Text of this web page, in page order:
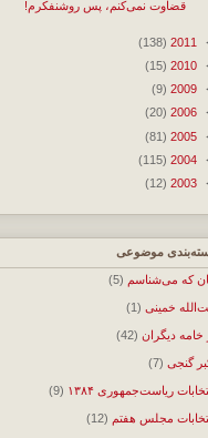
قضاوت نمی‌کنم، پس روشنفکرم!
2011
(138)
2010
(15)
2009
(9)
2006
(20)
2005
(81)
2004
(115)
2003
(12)
موضوعی
که می‌شناسم (5)
خمینی (1)
خامه دیگران (42)
گنجی (7)
ریاست‌جمهوری ۱۳۸۴ (9)
مجلس هفتم (12)